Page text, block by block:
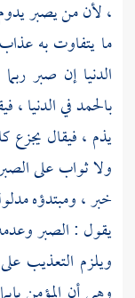
، لأن من يصبر
ما يتفاوت به
الدنيا إن صبر
بالحمد في الدنيا
يذم ، فيقال يجزع
ولا ثواب على
خبر ، ومبتدؤه
يقول : الصبر
ويلزم التعذيب